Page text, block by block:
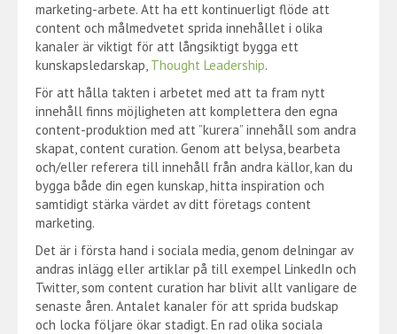
marketing-arbete. Att ha ett kontinuerligt flöde att
content och målmedvetet sprida innehållet i olika
kanaler är viktigt för att långsiktigt bygga ett
kunskapsledarskap, Thought Leadership.
För att hålla takten i arbetet med att ta fram nytt
innehåll finns möjligheten att komplettera den egna
content-produktion med att ”kurera” innehåll som andra
skapat, content curation. Genom att belysa, bearbeta
och/eller referera till innehåll från andra källor, kan du
bygga både din egen kunskap, hitta inspiration och
samtidigt stärka värdet av ditt företags content
marketing.
Det är i första hand i sociala media, genom delningar av
andras inlägg eller artiklar på till exempel LinkedIn och
Twitter, som content curation har blivit allt vanligare de
senaste åren. Antalet kanaler för att sprida budskap
och locka följare ökar stadigt. En rad olika sociala